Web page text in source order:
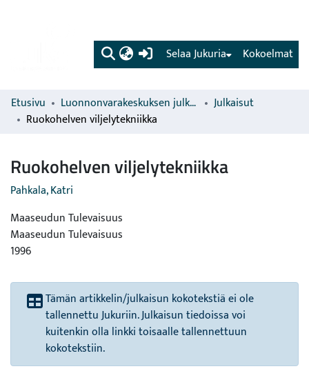
(current) Kokoelmat
Selaa Jukuria
Etusivu Luonnonvarakeskuksen julkaisut
Julkaisut
Ruokohelven viljelytekniikka
Ruokohelven viljelytekniikka
Pahkala, Katri
Maaseudun Tulevaisuus
Maaseudun Tulevaisuus
1996
Tämän artikkelin/julkaisun kokotekstiä ei ole
tallennettu Jukuriin. Julkaisun tiedoissa voi
kuitenkin olla linkki toisaalle tallennettuun
kokotekstiin.